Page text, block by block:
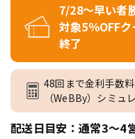
7/28～早い者
対象5％OFF
終了
48回まで金利手数
（WeBBy）シミュ
配送日目安：通常3～4